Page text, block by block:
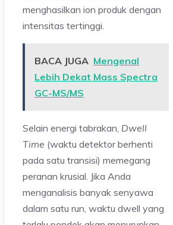
menghasilkan ion produk dengan
intensitas tertinggi.
BACA JUGA Mengenal
Lebih Dekat Mass Spectra
GC-MS/MS
Selain energi tabrakan, Dwell
Time (waktu detektor berhenti
pada satu transisi) memegang
peranan krusial. Jika Anda
menganalisis banyak senyawa
dalam satu run, waktu dwell yang